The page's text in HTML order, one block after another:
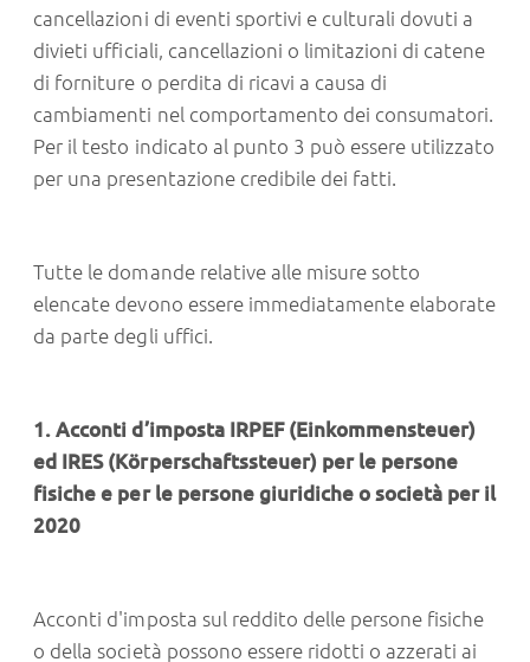
cancellazioni di eventi sportivi e culturali dovuti a
divieti ufficiali, cancellazioni o limitazioni di catene
di forniture o perdita di ricavi a causa di
cambiamenti nel comportamento dei consumatori.
Per il testo indicato al punto 3 può essere utilizzato
per una presentazione credibile dei fatti.
Tutte le domande relative alle misure sotto
elencate devono essere immediatamente elaborate
da parte degli uffici.
1. Acconti d’imposta IRPEF (Einkommensteuer)
ed IRES (Körperschaftssteuer) per le persone
fisiche e per le persone giuridiche o società per il
2020
Acconti d'imposta sul reddito delle persone fisiche
o della società possono essere ridotti o azzerati ai